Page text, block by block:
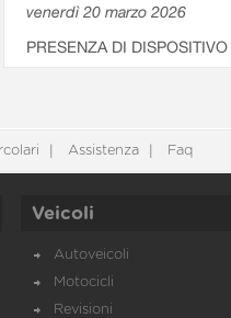
venerdì 20 marzo 2026
PRESENZA DI
Assistenza Faq
Veicoli
Autoveicoli
Motocicli
Revisioni